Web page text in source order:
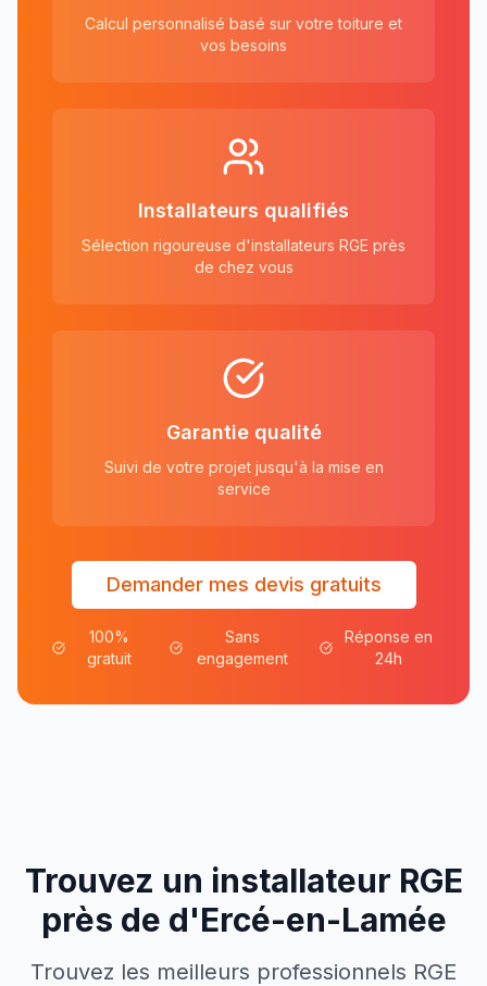
Calcul personnalisé basé sur votre toiture et
vos besoins
Installateurs qualifiés
Sélection rigoureuse d'installateurs RGE près
de chez vous
Garantie qualité
Suivi de votre projet jusqu'à la mise en
service
Demander mes devis gratuits
100%
gratuit
Sans
engagement
Réponse en
24h
Trouvez un installateur RGE
près de d'Ercé-en-Lamée
Trouvez les meilleurs professionnels RGE